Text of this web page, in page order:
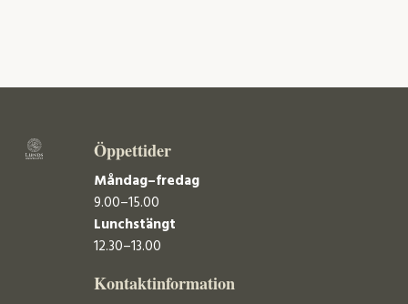
Öppettider
Måndag–fredag
9.00–15.00
Lunchstängt
12.30–13.00
Kontaktinformation